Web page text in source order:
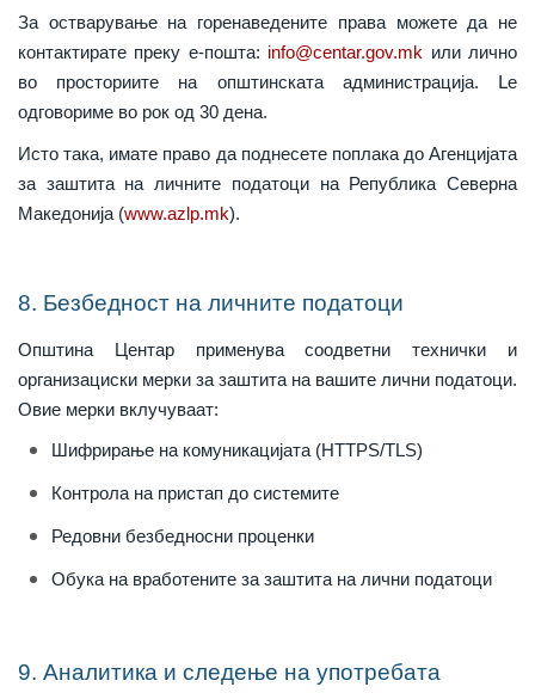
За остварување на горенаведените права можете да не
контактирате преку е-пошта: info@centar.gov.mk или лично
во просториите на општинската администрација. Լе
одговориме во рок од 30 дена.
Исто така, имате право да поднесете поплака до Агенцијата
за заштита на личните податоци на Република Северна
Македонија (www.azlp.mk).
8. Безбедност на личните податоци
Општина Центар применува соодветни технички и
организациски мерки за заштита на вашите лични податоци.
Овие мерки вклучуваат:
Шифрирање на комуникацијата (HTTPS/TLS)
Контрола на пристап до системите
Редовни безбедносни проценки
Обука на вработените за заштита на лични податоци
9. Аналитика и следење на употребата